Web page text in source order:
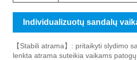
Individualizuotų sandalų
【Stabili atrama】: pritaikyti slydimo
lenkta atrama suteikia vaikams